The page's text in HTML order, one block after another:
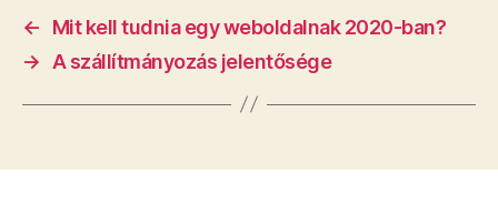
←
Mit kell tudnia egy weboldalnak 2020-ban?
→
A szállítmányozás jelentősége